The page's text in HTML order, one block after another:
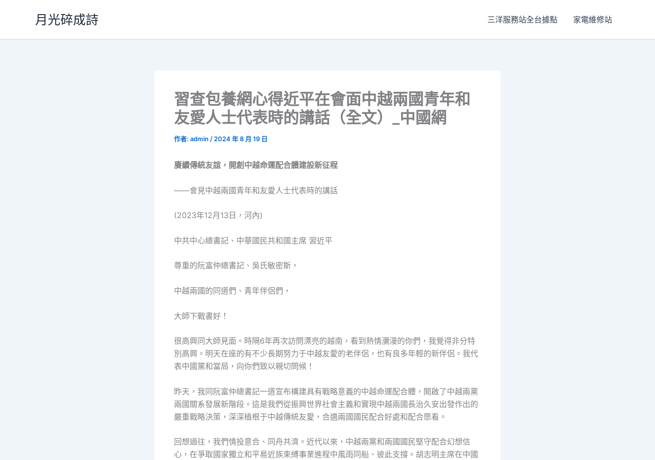
月光碎成詩 三洋服務站全台據點 家電維修站
習查包養網心得近平在會面中越兩國青年和
友愛人士代表時的講話（全文）_中國網
作者: admin / 2024 年 8 月 19 日
賡續傳統友誼，開創中越命運配合體建設新征程
——會見中越兩國青年和友愛人士代表時的講話
(2023年12月13日，河內)
中共中心總書記、中華國民共和國主席 習近平
尊重的阮富仲總書記、吳氏敏密斯，
中越兩國的同道們、青年伴侶們，
大師下戰書好！
很高興同大師見面。時隔6年再次訪問漂亮的越南，看到熱情瀰漫的你們，我覺得非分特
別高興。明天在座的有不少長期努力于中越友愛的老伴侶，也有良多年輕的新伴侶。我代
表中國黨和當局，向你們致以親切問候！
昨天，我同阮富仲總書記一道宣布構建具有戰略意義的中越命運配合體，開啟了中越兩黨
兩國關系發展新階段。這是我們從振興世界社會主義和實現中越兩國長治久安出發作出的
嚴重戰略決策，深深植根于中越傳統友愛，合適兩國國民配合好處和配合愿看。
回想過往，我們情投意合、同舟共濟。近代以來，中越兩黨和兩國國民堅守配合幻想信
心，在爭取國家獨立和平易近族束縛事業進程中風雨同船、彼此支撐。胡志明主席在中國